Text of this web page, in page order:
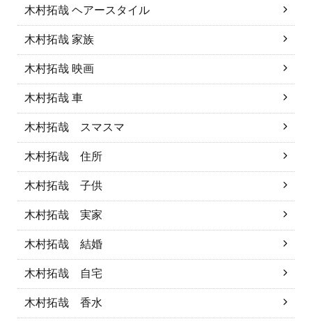
木村拓哉 ヘアースタイル
木村拓哉 家族
木村拓哉 映画
木村拓哉 車
木村拓哉 スマスマ
木村拓哉 住所
木村拓哉 子供
木村拓哉 実家
木村拓哉 結婚
木村拓哉 自宅
木村拓哉 香水